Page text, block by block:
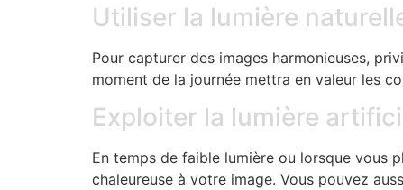
Utiliser la lumière
Pour capturer des images harmonieuses,
moment de la journée mettra en valeur les
Exploiter la lumière
En temps de faible lumière ou lorsque vous
chaleureuse à votre image. Vous pouvez